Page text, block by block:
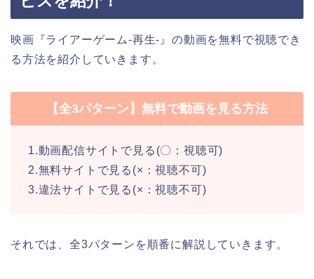
映画『ライアーゲーム-再生-』の動画を無料で視聴でき
る方法を紹介していきます。
【全3パターン】無料で動画を見る方法
1.動画配信サイトで見る(〇：視聴可)
2.無料サイトで見る(×：視聴不可)
3.違法サイトで見る(×：視聴不可)
それでは、全3パターンを順番に解説していきます。